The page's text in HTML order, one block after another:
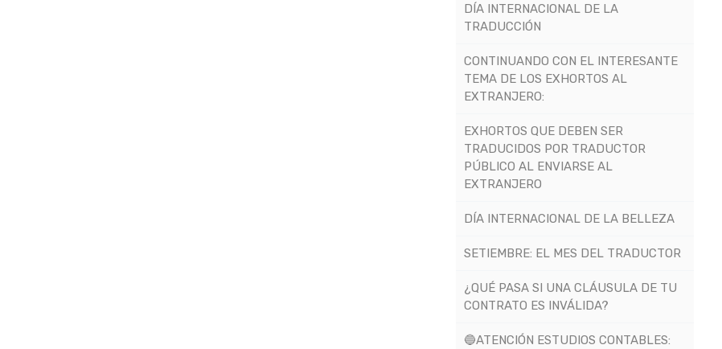
DÍA INTERNACIONAL DE LA
TRADUCCIÓN
CONTINUANDO CON EL INTERESANTE
TEMA DE LOS EXHORTOS AL
EXTRANJERO:
EXHORTOS QUE DEBEN SER
TRADUCIDOS POR TRADUCTOR
PÚBLICO AL ENVIARSE AL
EXTRANJERO
DÍA INTERNACIONAL DE LA BELLEZA
SETIEMBRE: EL MES DEL TRADUCTOR
¿QUÉ PASA SI UNA CLÁUSULA DE TU
CONTRATO ES INVÁLIDA?
🔵ATENCIÓN ESTUDIOS CONTABLES: